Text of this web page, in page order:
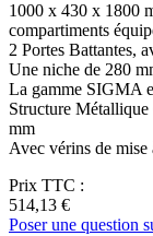
1000 x 430 x 1800
compartiments
2 Portes Battantes,
Une niche de 280
La gamme SIGMA
Structure
mm
Avec vérins de
Prix TTC :
514,13 €
Poser une question